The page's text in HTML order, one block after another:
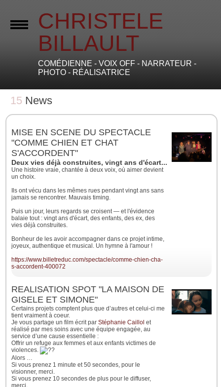
CHRISTELE
BILLAULT
COMÉDIENNE - VOIX OFF - NARRATEUR -
PHOTO - RÉALISATRICE
15 News
MISE EN SCENE DU SPECTACLE
"COMME CHIEN ET CHAT
S'ACCORDENT"
Deux vies déjà construites, vingt ans d'écart... et une
Une histoire vraie, chantée à deux voix, où aimer devient
un choix.
Ils ont vécu dans les mêmes rues pendant vingt ans sans
jamais se rencontrer. Mauvais timing.
Puis un jour, leurs regards se croisent — et l'évidence
balaie tout : vingt ans d'écart, des enfants, des ex, des
vies déjà construites.
Bonheur de les avoir accompagner dans ce projet intime,
joyeux, authentique et musical. Un hymne à l'amour !
https://www.billetreduc.com/spectacle/comme-chien-cha-
s-accordent-400072
REALISATION SPOT "LA MAISON DE
GISELE ET SIMONE"
Certains projets comptent plus que d’autres et celui-ci me
tient vraiment à coeur.
Je vous partage un film écrit parStéphanie Caillol et
réalisé par mes soins avec une équipe engagée, au
service d’une cause essentielle :
Offrir un refuge aux femmes et aux enfants victimes de
violences.
Alors …
Si vous prenez 1 minute et 50 secondes, pour le
visionner, merci.
Si vous prenez 10 secondes de plus pour le diffuser,
merci.